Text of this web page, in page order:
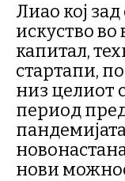
Лиао кој
искуство
капитал,
стартапи,
низ целиот
период
нови